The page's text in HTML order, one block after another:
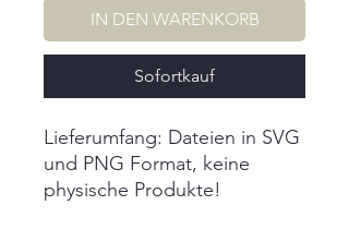
IN DEN WARENKORB
Sofortkauf
Lieferumfang: Dateien in SVG
und PNG Format, keine
physische Produkte!